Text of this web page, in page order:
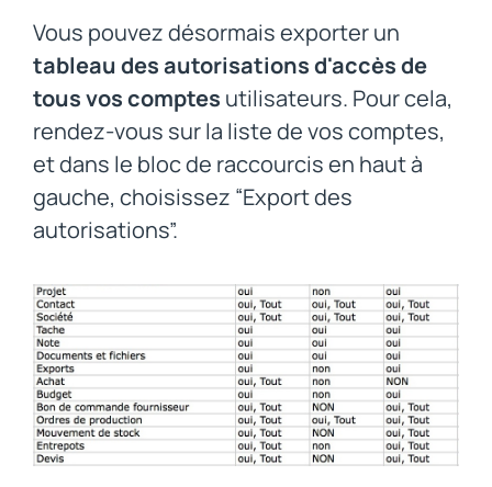
Vous pouvez désormais exporter un
tableau des autorisations d'accès de
tous vos comptes utilisateurs. Pour cela,
rendez-vous sur la liste de vos comptes,
et dans le bloc de raccourcis en haut à
gauche, choisissez “Export des
autorisations”.